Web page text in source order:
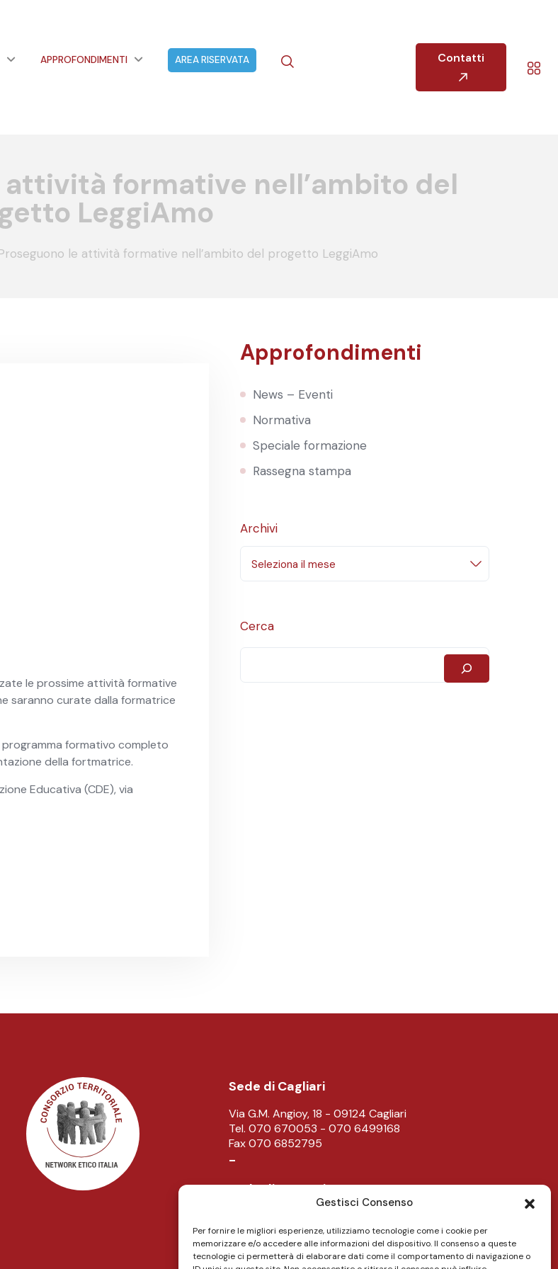
Gestisci Consenso
Per fornire le migliori esperienze, utilizziamo tecnologie come i cookie per
memorizzare e/o accedere alle informazioni del dispositivo. Il consenso a queste
tecnologie ci permetterà di elaborare dati come il comportamento di navigazione o
APPROFONDIMENTI AREA RISERVATA Contatti
attività formative nell’ambito del
LeggiAmo
le attività formative nell’ambito del progetto LeggiAmo
le prossime attività formative
saranno curate dalla formatrice
programma formativo completo
della fortmatrice.
Educativa (CDE), via
Approfondimenti
News – Eventi
Normativa
Speciale formazione
Rassegna stampa
Archivi
Seleziona il mese
Cerca
Sede di Cagliari
Via G.M. Angioy, 18 - 09124 Cagliari
Tel. 070 670053 - 070 6499168
Fax 070 6852795
-
Sede di Lanusei
Tel. 0782 482219